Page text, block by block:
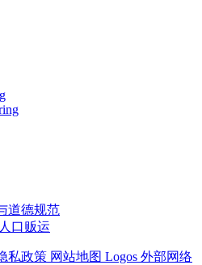
道德规范
口贩运
私政策 网站地图 Logos 外部网络